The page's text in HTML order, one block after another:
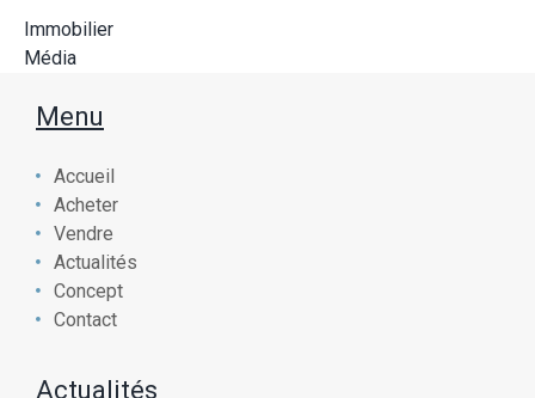
Immobilier
Média
Menu
Accueil
Acheter
Vendre
Actualités
Concept
Contact
Actualités